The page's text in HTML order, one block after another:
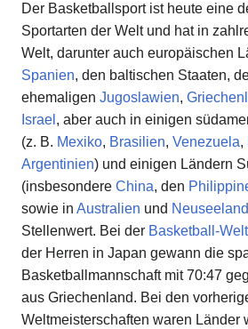
Der Basketballsport ist heute eine
Sportarten der Welt und hat in
Welt, darunter auch europäischen
Spanien, den baltischen Staaten,
ehemaligen Jugoslawien,
Israel , aber auch in einigen
(z. B. Mexiko, Brasilien, Venezuela,
Argentinien) und einigen Ländern
(insbesondere China, den
sowie in Australien und Neuseeland
Stellenwert. Bei der Basketball-
der Herren in Japan gewann die
Basketballmannschaft mit 70:47
aus Griechenland. Bei den
Weltmeisterschaften waren Länder